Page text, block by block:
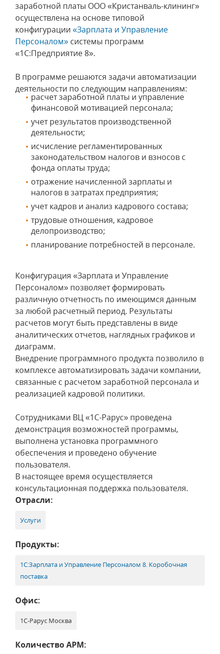
заработной платы ООО «Кристанваль-клининг»
осуществлена на основе типовой
конфигурации «Зарплата и Управление
Персоналом» системы программ
«1С:Предприятие 8».
В программе решаются задачи автоматизации
деятельности по следующим направлениям:
расчет заработной платы и управление
финансовой мотивацией персонала;
учет результатов производственной
деятельности;
исчисление регламентированных
законодательством налогов и взносов с
фонда оплаты труда;
отражение начисленной зарплаты и
налогов в затратах предприятия;
учет кадров и анализ кадрового состава;
трудовые отношения, кадровое
делопроизводство;
планирование потребностей в персонале.
Конфигурация «Зарплата и Управление
Персоналом» позволяет формировать
различную отчетность по имеющимся данным
за любой расчетный период. Результаты
расчетов могут быть представлены в виде
аналитических отчетов, наглядных графиков и
диаграмм.
Внедрение программного продукта позволило в
комплексе автоматизировать задачи компании,
связанные с расчетом заработной персонала и
реализацией кадровой политики.
Сотрудниками ВЦ «1С-Рарус» проведена
демонстрация возможностей программы,
выполнена установка программного
обеспечения и проведено обучение
пользователя.
В настоящее время осуществляется
консультационная поддержка пользователя.
Отрасли:
Услуги
Продукты:
1С:Зарплата и Управление Персоналом 8. Коробочная
поставка
Офис:
1С-Рарус Москва
Количество АРМ: